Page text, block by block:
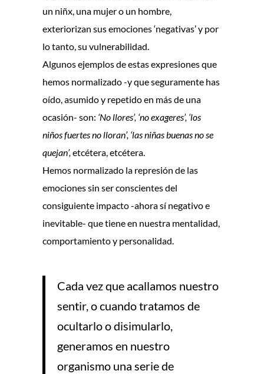
un niñx, una mujer o un hombre,
exteriorizan sus emociones ‘negativas’ y por
lo tanto, su vulnerabilidad.
Algunos ejemplos de estas expresiones que
hemos normalizado -y que seguramente has
oído, asumido y repetido en más de una
ocasión- son: ‘No llores’, ‘no exageres’, ‘los
niños fuertes no lloran’, ‘las niñas buenas no se
quejan’,etcétera, etcétera.
Hemos normalizado la represión de las
emociones sin ser conscientes del
consiguiente impacto -ahora sí negativo e
inevitable- que tiene en nuestra mentalidad,
comportamiento y personalidad.
Cada vez que acallamos nuestro
sentir, o cuando tratamos de
ocultarlo o disimularlo,
generamos en nuestro
organismo una serie de